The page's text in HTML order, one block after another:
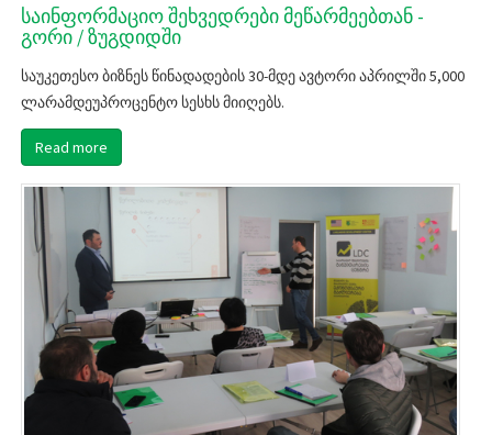
საინფორმაციო შეხვედრები მეწარმეებთან -
გორი / ზუგდიდში
საუკეთესო ბიზნეს წინადადების 30-მდე ავტორი აპრილში 5,000
ლარამდეუპროცენტო სესხს მიიღებს.
Read more